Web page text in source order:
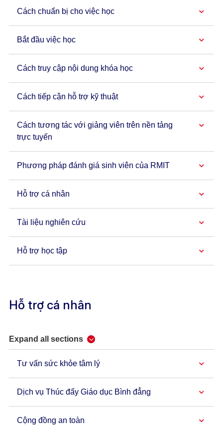
Cách chuẩn bị cho việc học
Bắt đầu việc học
Cách truy cập nội dung khóa học
Cách tiếp cận hỗ trợ kỹ thuật
Cách tương tác với giảng viên trên nền tảng
trực tuyến
Phương pháp đánh giá sinh viên của RMIT
Hỗ trợ cá nhân
Tài liệu nghiên cứu
Hỗ trợ học tập
Hỗ trợ cá nhân
Expand all sections
Tư vấn sức khỏe tâm lý
Dịch vụ Thúc đẩy Giáo dục Bình đẳng
Cộng đồng an toàn